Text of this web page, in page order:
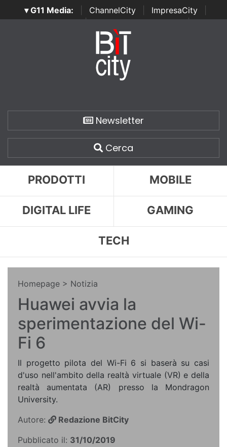
▾ G11 Media: ChannelCity ImpresaCity
SecurityOpenLab | Italian Channel Awards | Italian
Italian Security Awards
Newsletter
Cerca
PRODOTTI MOBILE
DIGITAL LIFE GAMING
TECH
Homepage > Notizia
Huawei avvia la
sperimentazione del Wi-
Fi 6
Il progetto pilota del Wi-Fi 6 si baserà su casi
d'uso nell'ambito della realtà virtuale (VR) e della
realtà aumentata (AR) presso la Mondragon
University.
Autore:
Redazione BitCity
Pubblicato il: 31/10/2019